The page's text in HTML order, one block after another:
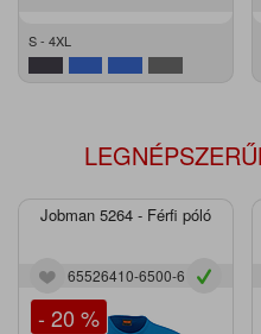
S - 4XL
Jobman 5264 - Férfi póló
65526410-6500-6
- 20 %